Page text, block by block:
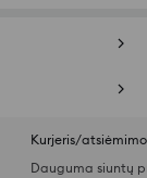
Kurjeris/
Dauguma siuntų